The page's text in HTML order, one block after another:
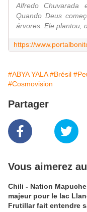
Alfredo Chuvarada
Quando Deus
árvores. Ele plantou,
#ABYA YALA #Brésil
#Cosmovision
Partager
Vous aimerez
Chili - Nation
majeur pour le lac
Frutillar fait entendre